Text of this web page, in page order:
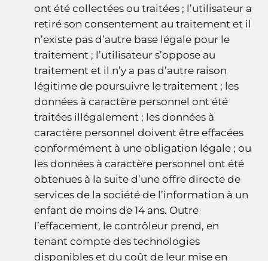
ont été collectées ou traitées ; l’utilisateur a
retiré son consentement au traitement et il
n’existe pas d’autre base légale pour le
traitement ; l’utilisateur s’oppose au
traitement et il n’y a pas d’autre raison
légitime de poursuivre le traitement ; les
données à caractère personnel ont été
traitées illégalement ; les données à
caractère personnel doivent être effacées
conformément à une obligation légale ; ou
les données à caractère personnel ont été
obtenues à la suite d’une offre directe de
services de la société de l’information à un
enfant de moins de 14 ans. Outre
l’effacement, le contrôleur prend, en
tenant compte des technologies
disponibles et du coût de leur mise en